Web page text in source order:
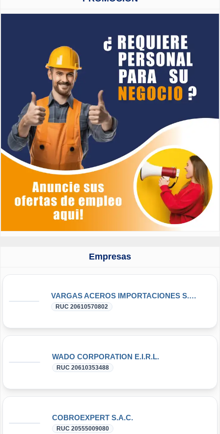
Empresas
VARGAS ACEROS IMPORTACIONES S.A.C.
RUC 20610570802
WADO CORPORATION E.I.R.L.
RUC 20610353488
COBROEXPERT S.A.C.
RUC 20555009080